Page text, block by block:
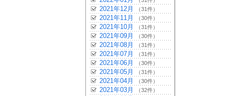
2021年12月 （31件）
2021年11月 （30件）
2021年10月 （31件）
2021年09月 （30件）
2021年08月 （31件）
2021年07月 （31件）
2021年06月 （30件）
2021年05月 （31件）
2021年04月 （30件）
2021年03月 （32件）